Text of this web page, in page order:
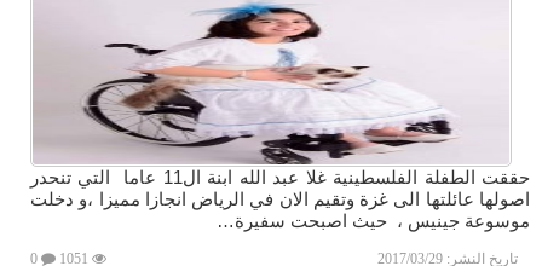
حققت الطفلة الفلسطينية غلا عبد الله ابنة ال11 عاما التي تنحدر
اصولها عائلتها الى غزة وتقيم الان في الرياض انجازا مميزا ،و دخلت
موسوعة جينيس ، حيث اصبحت سفيرة…
تاريخ النشر: 2017/03/29